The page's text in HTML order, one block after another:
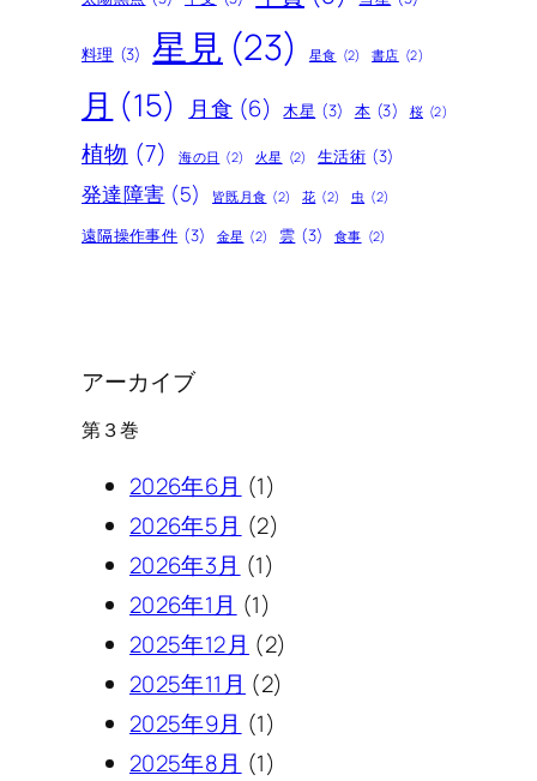
料理 (3) 星見 (23) 星食 (2) 書店 (2)
月 (15) 月食 (6) 木星 (3) 本 (3) 桜 (2)
植物 (7) 海の日 (2) 火星 (2) 生活術 (3)
発達障害 (5) 皆既月食 (2) 花 (2) 虫 (2)
遠隔操作事件 (3) 金星 (2) 雲 (3) 食事 (2)
アーカイブ
第３巻
2026年6月 (1)
2026年5月 (2)
2026年3月 (1)
2026年1月 (1)
2025年12月 (2)
2025年11月 (2)
2025年9月 (1)
2025年8月 (1)